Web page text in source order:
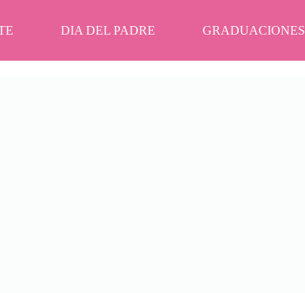
DIA DEL PADRE GRADUACIONES